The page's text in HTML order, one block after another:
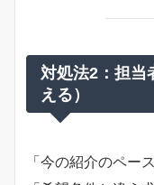
対処法2：担当
える）
「今の紹介のペー